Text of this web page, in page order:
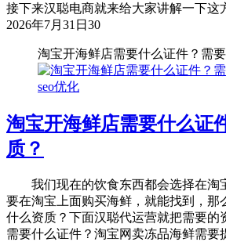
接下来汉聪电商就来给大家讲解一下这
2026年7月31日 30
淘宝开海鲜店需要什么证件？需
seo优化
淘宝开海鲜店需要什么证
质？
我们现在的饮食东西都会选择在淘
要在淘宝上面购买海鲜，就能找到，那
什么资质？下面汉聪代运营就把需
需要什么证件？淘宝网卖冻品海鲜需要